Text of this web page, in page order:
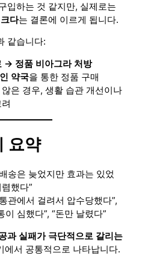
입하는 것 같지만, 실제로는
다는 결론에 이르게 됩니다.
같습니다:
→ 정품 비아그라 처방
약국을 통한 정품 구매
은 경우, 생활 습관 개선이나
요약
송은 늦었지만 효과는 있었
했다”
관에서 걸려서 압수당했다”,
이 심했다”, “돈만 날렸다”
과 실패가 극단적으로 갈리는
에서 공통적으로 나타납니다.